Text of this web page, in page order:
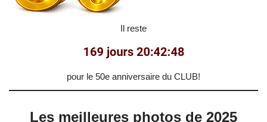
Il reste
pour le 50e anniversaire du CLUB!
Les meilleures photos de 2025